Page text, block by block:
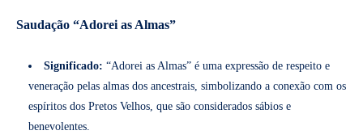
Saudação “Adorei as Almas”
Significado: “Adorei as Almas” é uma expressão de respeito e
veneração pelas almas dos ancestrais, simbolizando a conexão com os
espíritos dos Pretos Velhos, que são considerados sábios e
benevolentes.